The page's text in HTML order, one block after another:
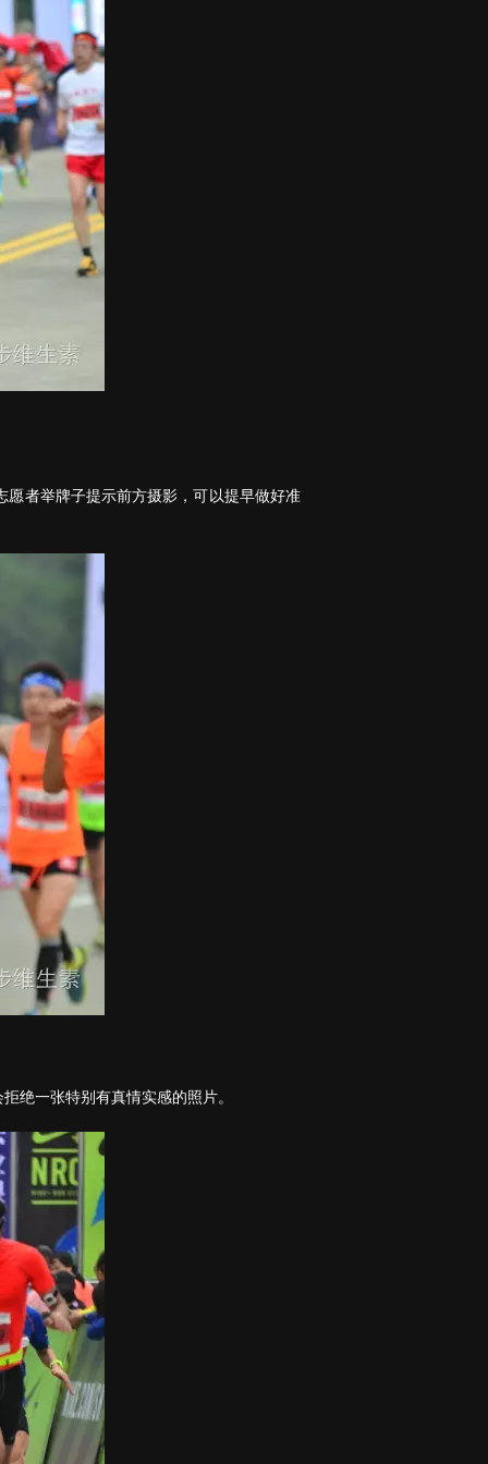
者举牌子提示前方摄影，可以提早做好准
绝一张特别有真情实感的照片。